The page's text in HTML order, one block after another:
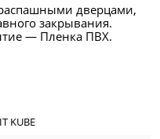
дверцами,
закрывания.
— Пленка ПВХ.
KUBE